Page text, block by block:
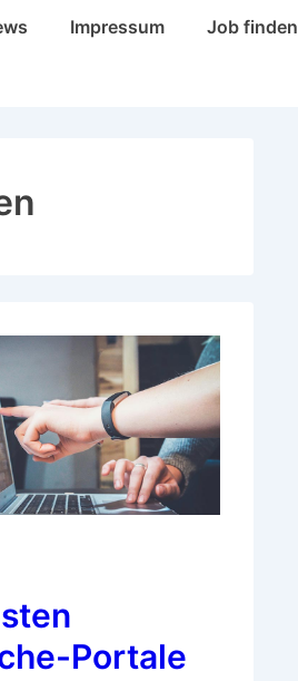
Impressum Job finden
Portale